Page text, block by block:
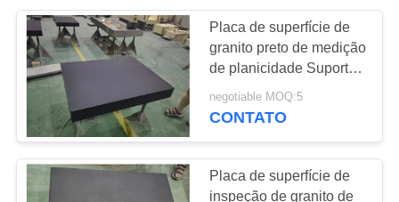
Ferramentas de
medição do granito
16
Placa de superfície de
granito preto de medição
de planicidade Suporte
de verificação de base
de lapidação 400 × 300
negotiable MOQ:5
CONTATO
Placa de superfície de
inspeção de granito de